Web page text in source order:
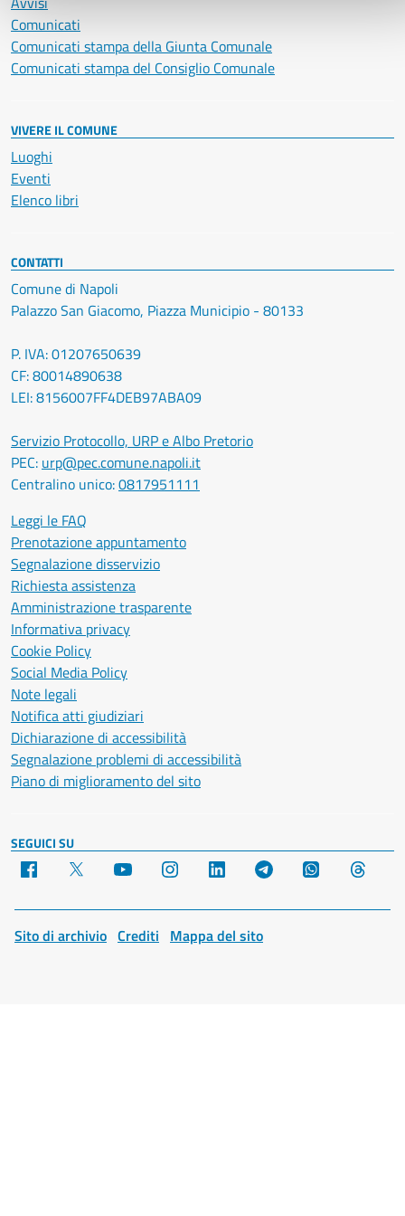
Comunicati
Comunicati stampa della Giunta Comunale
Comunicati stampa del Consiglio Comunale
VIVERE IL COMUNE
Luoghi
Eventi
Elenco libri
CONTATTI
Comune di Napoli
Palazzo San Giacomo, Piazza Municipio - 80133
P. IVA: 01207650639
CF: 80014890638
LEI: 8156007FF4DEB97ABA09
Servizio Protocollo, URP e Albo Pretorio
PEC: urp@pec.comune.napoli.it
Centralino unico:0817951111
Leggi le FAQ
Prenotazione appuntamento
Segnalazione disservizio
Richiesta assistenza
Amministrazione trasparente
Informativa privacy
Cookie Policy
Social Media Policy
Note legali
Notifica atti giudiziari
Dichiarazione di accessibilità
Segnalazione problemi di accessibilità
Piano di miglioramento del sito
SEGUICI SU
Facebook YouTube Instagram LinkedIn Telegram WhatsApp
Sito di archivio Crediti Mappa del sito